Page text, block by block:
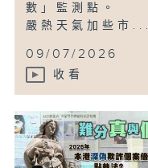
數」監測點。
嚴熱天氣加些市...
09/07/2026
收看